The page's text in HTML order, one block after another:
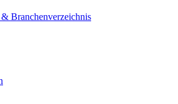
Branchenverzeichnis